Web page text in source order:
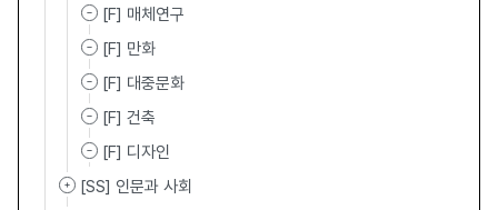
[F] 매체연구
[F] 만화
[F] 대중문화
[F] 건축
[F] 디자인
[SS] 인문과 사회